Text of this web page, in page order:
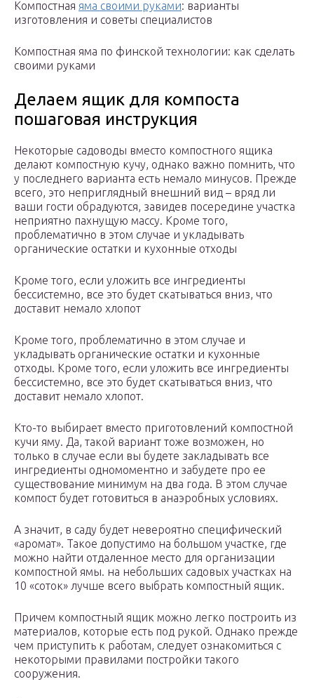
Компостная яма своими руками: варианты
изготовления и советы специалистов
Компостная яма по финской технологии: как сделать
своими руками
Делаем ящик для компоста
пошаговая инструкция
Некоторые садоводы вместо компостного ящика
делают компостную кучу, однако важно помнить, что
у последнего варианта есть немало минусов. Прежде
всего, это неприглядный внешний вид – вряд ли
ваши гости обрадуются, завидев посередине участка
неприятно пахнущую массу. Кроме того,
проблематично в этом случае и укладывать
органические остатки и кухонные отходы
Кроме того, если уложить все ингредиенты
бессистемно, все это будет скатываться вниз, что
доставит немало хлопот
Кроме того, проблематично в этом случае и
укладывать органические остатки и кухонные
отходы. Кроме того, если уложить все ингредиенты
бессистемно, все это будет скатываться вниз, что
доставит немало хлопот.
Кто-то выбирает вместо приготовлений компостной
кучи яму. Да, такой вариант тоже возможен, но
только в случае если вы будете закладывать все
ингредиенты одномоментно и забудете про ее
существование минимум на два года. В этом случае
компост будет готовиться в анаэробных условиях.
А значит, в саду будет невероятно специфический
«аромат». Такое допустимо на большом участке, где
можно найти отдаленное место для организации
компостной ямы. на небольших садовых участках на
10 «соток» лучше всего выбрать компостный ящик.
Причем компостный ящик можно легко построить из
материалов, которые есть под рукой. Однако прежде
чем приступить к работам, следует ознакомиться с
некоторыми правилами постройки такого
сооружения.